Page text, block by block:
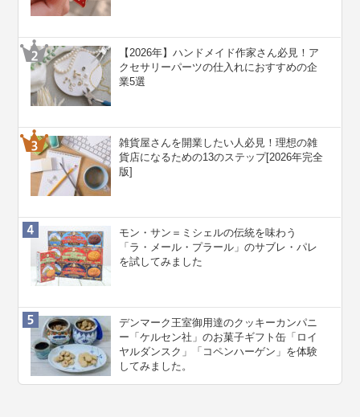
【2026年】ハンドメイド作家さん必見！ア
クセサリーパーツの仕入れにおすすめの企
業5選
雑貨屋さんを開業したい人必見！理想の雑
貨店になるための13のステップ[2026年完全
版]
モン・サン＝ミシェルの伝統を味わう
「ラ・メール・プラール」のサブレ・パレ
を試してみました
デンマーク王室御用達のクッキーカンパニ
ー「ケルセン社」のお菓子ギフト缶「ロイ
ヤルダンスク」「コペンハーゲン」を体験
してみました。